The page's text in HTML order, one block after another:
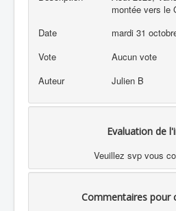
montée vers le
Date
mardi 31
Vote
Aucun vote
Auteur
Julien B
Evaluation de
Veuillez svp vous
Commentaires pour